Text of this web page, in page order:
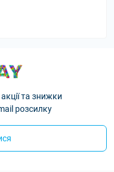
та знижки
розсилку